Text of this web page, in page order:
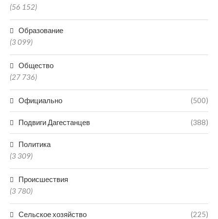
(56 152)
Образование
(3 099)
Общество
(27 736)
Официально (500)
Подвиги Дагестанцев (388)
Политика
(3 309)
Происшествия
(3 780)
Сельское хозяйство (225)